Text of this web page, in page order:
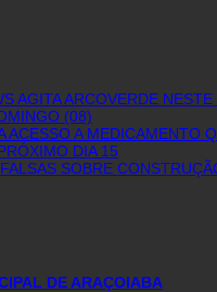
AGITA ARCOVERDE
(08)
A MEDICAMENTO
DIA 15
SOBRE
DE ARAÇOIABA